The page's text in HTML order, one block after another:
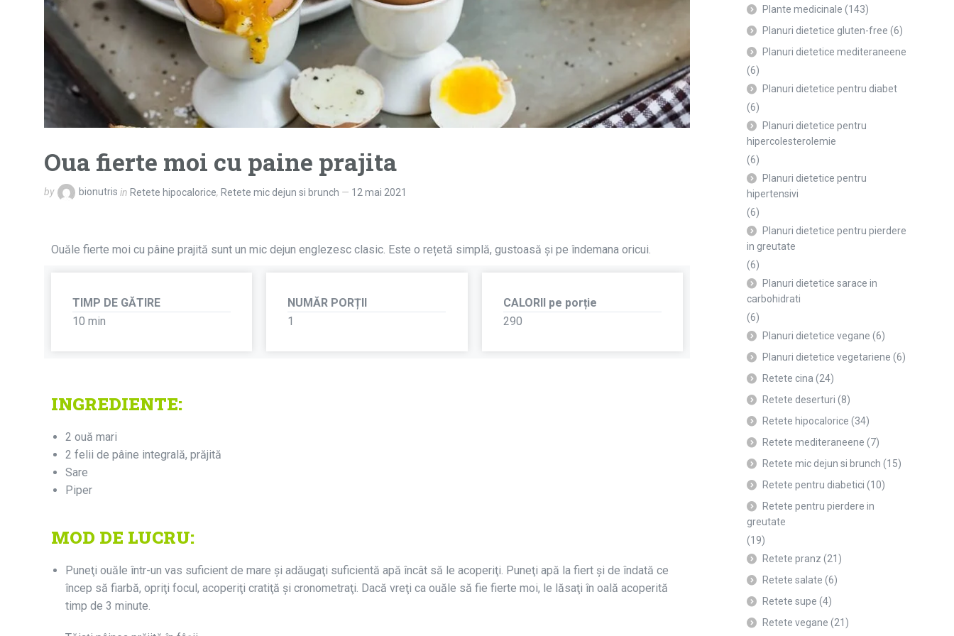
Oua fierte moi cu paine prajita
by bionutris in Retete hipocalorice, Retete mic dejun si brunch 12 mai 2021
Ouăle fierte moi cu pâine prajită sunt un mic dejun englezesc clasic. Este o rețetă simplă, gustoasă și pe îndemana oricui.
TIMP DE GĂTIRE
10 min
NUMĂR PORȚII
1
CALORII pe porție
290
INGREDIENTE:
2 ouă mari
2 felii de pâine integrală, prăjită
Sare
Piper
MOD DE LUCRU:
Puneţi ouăle într-un vas suficient de mare și adăugaţi suficientă apă încât să le acoperiţi. Puneţi apă la fiert şi de îndată ce
încep să fiarbă, opriţi focul, acoperiţi cratiţă şi cronometraţi. Dacă vreţi ca ouăle să fie fierte moi, le lăsaţi în oală acoperită
timp de 3 minute.
Plante medicinale (143)
Planuri dietetice gluten-free (6)
Planuri dietetice mediteraneene
(6)
Planuri dietetice pentru diabet
(6)
Planuri dietetice pentru
hipercolesterolemie
(6)
Planuri dietetice pentru
hipertensivi
(6)
Planuri dietetice pentru pierdere
in greutate
(6)
Planuri dietetice sarace in
carbohidrati
(6)
Planuri dietetice vegane (6)
Planuri dietetice vegetariene (6)
Retete cina (24)
Retete deserturi (8)
Retete hipocalorice (34)
Retete mediteraneene (7)
Retete mic dejun si brunch (15)
Retete pentru diabetici (10)
Retete pentru pierdere in
greutate
(19)
Retete pranz (21)
Retete salate (6)
Retete supe (4)
Retete vegane (21)